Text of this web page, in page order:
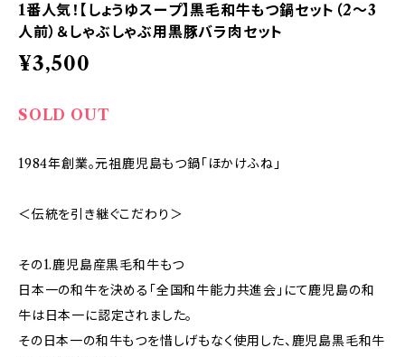
1番人気！【しょうゆスープ】黒毛和牛もつ鍋セット（2〜3
人前）＆しゃぶしゃぶ用黒豚バラ肉セット
¥3,500
SOLD OUT
1984年創業。元祖鹿児島もつ鍋「ほかけふね」
＜伝統を引き継ぐこだわり＞
その1.鹿児島産黒毛和牛もつ
日本一の和牛を決める「全国和牛能力共進会」にて鹿児島の和
牛は日本一に認定されました。
その日本一の和牛もつを惜しげもなく使用した、鹿児島黒毛和牛